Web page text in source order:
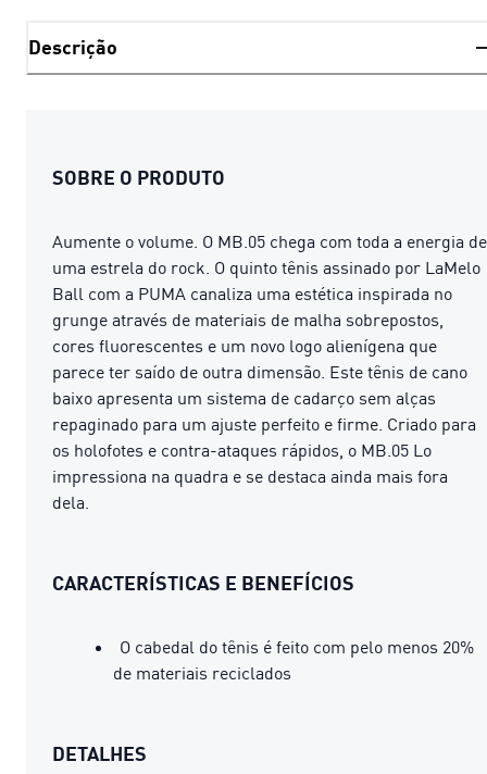
Descrição
SOBRE O PRODUTO
Aumente o volume. O MB.05 chega com toda a energia de
uma estrela do rock. O quinto tênis assinado por LaMelo
Ball com a PUMA canaliza uma estética inspirada no
grunge através de materiais de malha sobrepostos,
cores fluorescentes e um novo logo alienígena que
parece ter saído de outra dimensão. Este tênis de cano
baixo apresenta um sistema de cadarço sem alças
repaginado para um ajuste perfeito e firme. Criado para
os holofotes e contra-ataques rápidos, o MB.05 Lo
impressiona na quadra e se destaca ainda mais fora
dela.
CARACTERÍSTICAS E BENEFÍCIOS
O cabedal do tênis é feito com pelo menos 20%
de materiais reciclados
DETALHES